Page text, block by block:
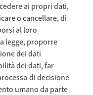
ai propri dati,
o cancellare, di
al loro
legge, proporre
dei dati
dei dati, far
di decisione
umano da parte